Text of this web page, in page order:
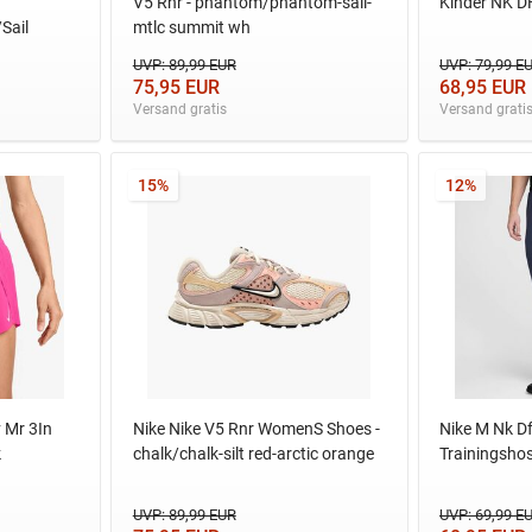
mtlc summit wh
UVP: 89,99 EUR
75,95 EUR
Versand gratis
UVP: 79,99
68,95 EUR
Versand gratis
Mr 3In
Nike Nike V5 Rnr WomenS Shoes -
chalk/chalk-silt red-arctic orange
UVP: 89,99 EUR
15%
Nike M Nk
UVP: 69,99
12%